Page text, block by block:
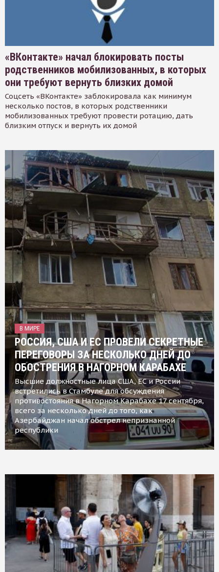
«ВКонтакте» начал блокировать посты
родственников мобилизованных, в которых
они требуют вернуть близких домой
Соцсеть «ВКонтакте» заблокировала как минимум
несколько постов, в которых родственники
мобилизованных требуют провести ротацию, дать
близким отпуск и вернуть их домой
В МИРЕ
РОССИЯ, США И ЕС ПРОВЕЛИ СЕКРЕТНЫЕ
ПЕРЕГОВОРЫ ЗА НЕСКОЛЬКО ДНЕЙ ДО
ОБОСТРЕНИЯ В НАГОРНОМ КАРАБАХЕ
Высшие должностные лица США, ЕС и России
встретились в Стамбуле для обсуждения
противостояния в Нагорном Карабахе 17 сентября,
всего за несколько дней до того, как
Азербайджан начал обстрел непризнанной
республики